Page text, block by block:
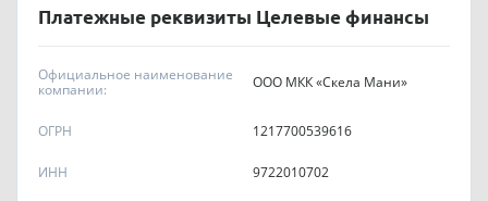
Платежные реквизиты Целевые финансы
Официальное наименование
компании:
ООО МКК «Скела Мани»
ОГРН 1217700539616
ИНН 9722010702